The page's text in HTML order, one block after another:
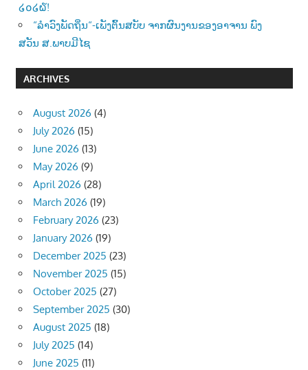
໒໐໒໖!
“ລຳວົງພັດຖິ່ນ“-ເພັງຕົ້ນສບັບ ຈາກຜົນງານຂອງອາຈານ ພົງ
ສວັນ ສ.ພາບມີໄຊ
ARCHIVES
August 2026 (4)
July 2026 (15)
June 2026 (13)
May 2026 (9)
April 2026 (28)
March 2026 (19)
February 2026 (23)
January 2026 (19)
December 2025 (23)
November 2025 (15)
October 2025 (27)
September 2025 (30)
August 2025 (18)
July 2025 (14)
June 2025 (11)